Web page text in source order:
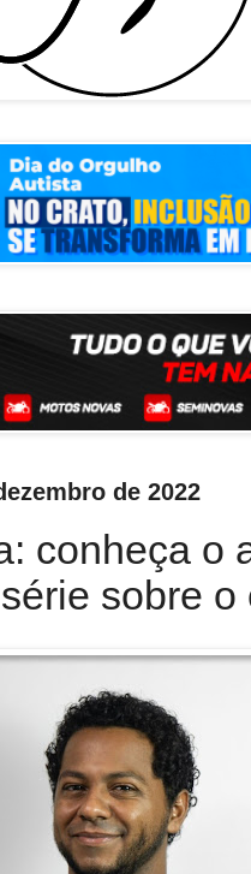
de 2022
conheça o
sobre o